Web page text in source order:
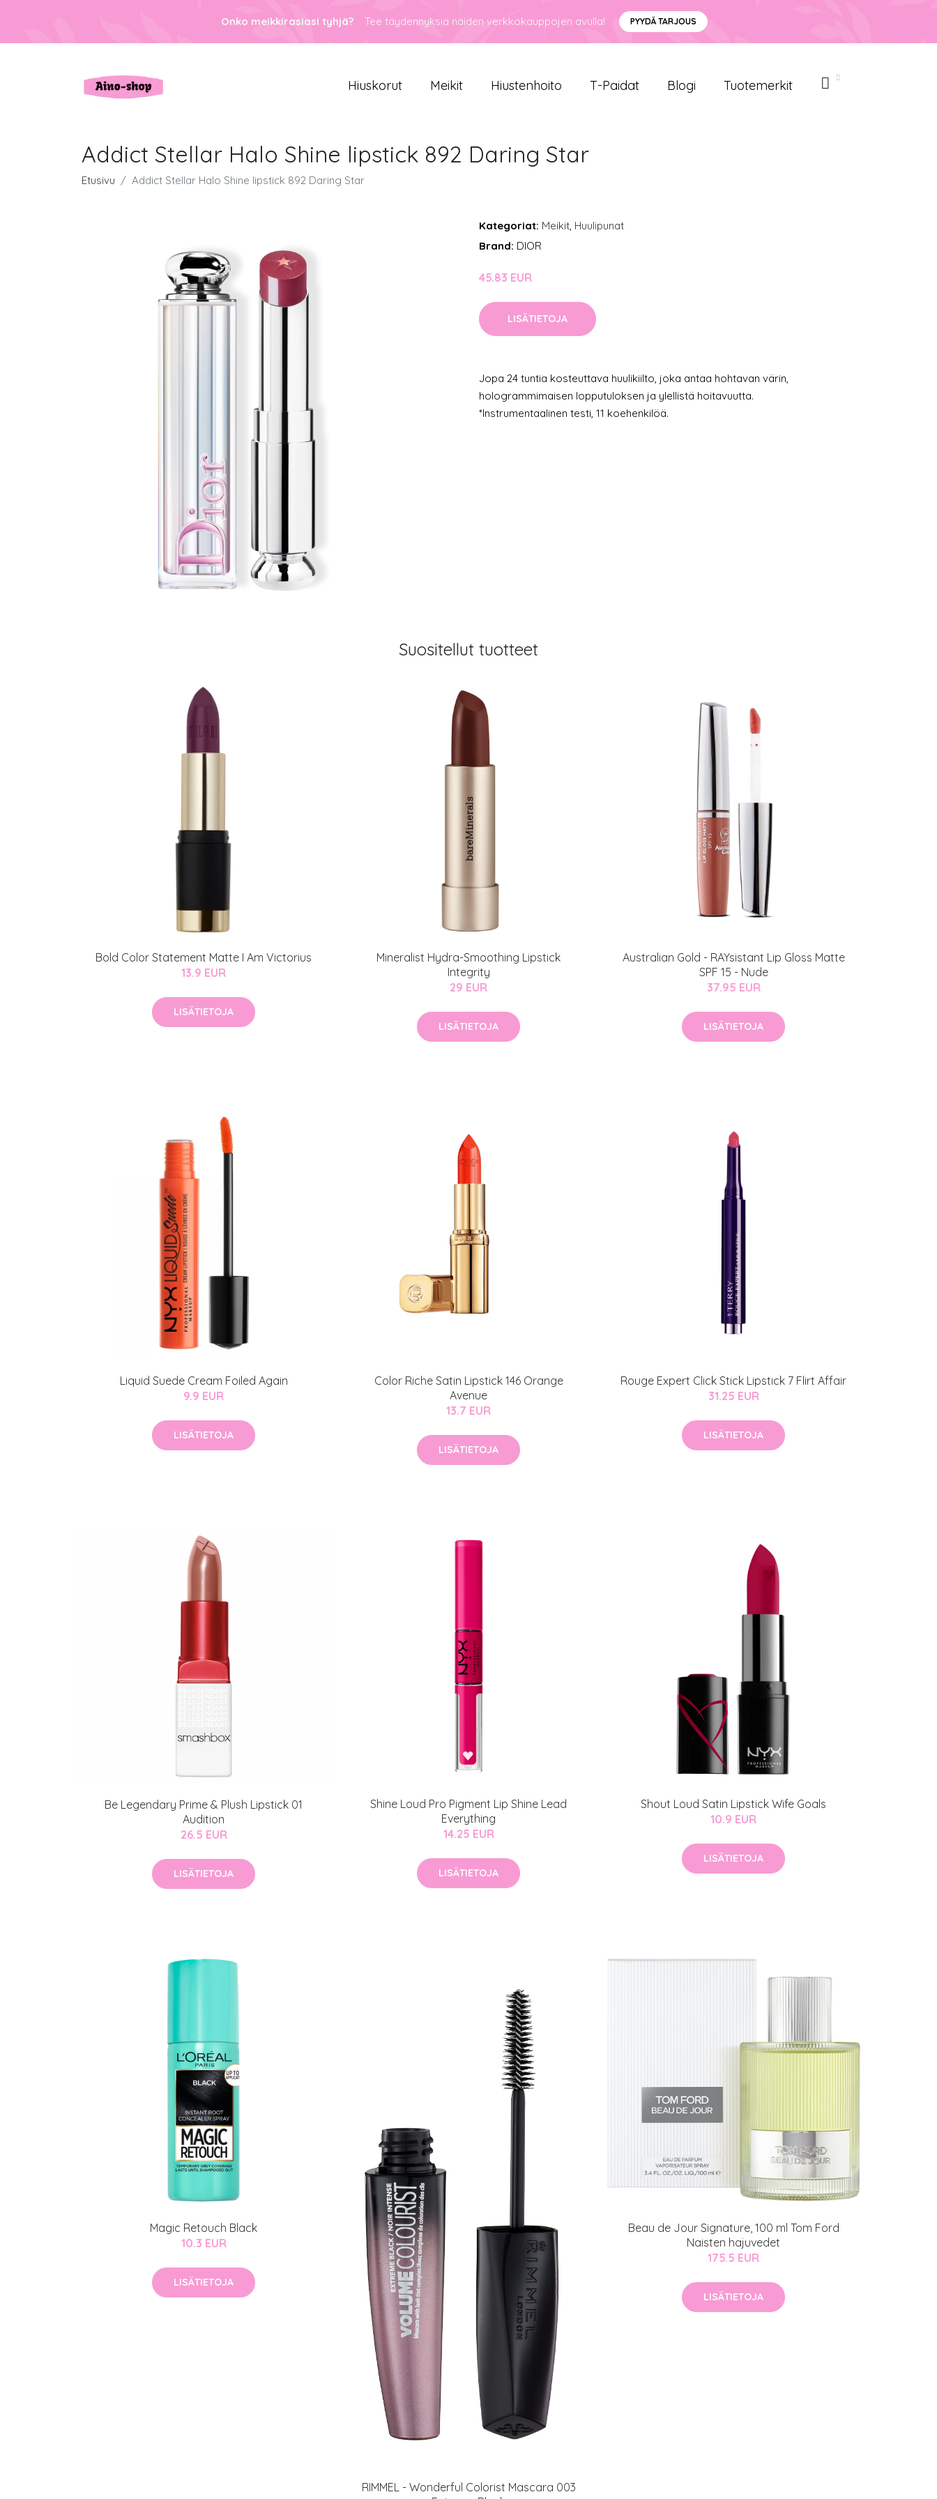
Onko meikkirasiasi tyhjä? Tee täydennyksiä näiden verkkokauppojen avulla! PYYDÄ TARJOUS
Hiuskorut Meikit Hiustenhoito T-Paidat Blogi Tuotemerkit
Addict Stellar Halo Shine lipstick 892 Daring Star
Etusivu Addict Stellar Halo Shine lipstick 892 Daring Star
Kategoriat: Meikit, Huulipunat
Brand: DIOR
45.83 EUR
LISÄTIETOJA
Jopa 24 tuntia kosteuttava huulikiilto, joka antaa hohtavan värin,
hologrammimaisen lopputuloksen ja ylellistä hoitavuutta.
*Instrumentaalinen testi, 11 koehenkilöä.
Suositellut tuotteet
Bold Color Statement Matte I Am Victorius
13.9 EUR
LISÄTIETOJA
Mineralist Hydra-Smoothing Lipstick
Integrity
29 EUR
LISÄTIETOJA
Australian Gold - RAYsistant Lip Gloss Matte
SPF 15 - Nude
37.95 EUR
LISÄTIETOJA
Liquid Suede Cream Foiled Again
9.9 EUR
LISÄTIETOJA
Color Riche Satin Lipstick 146 Orange
Avenue
13.7 EUR
LISÄTIETOJA
Rouge Expert Click Stick Lipstick 7 Flirt Affair
31.25 EUR
LISÄTIETOJA
Be Legendary Prime & Plush Lipstick 01
Audition
26.5 EUR
LISÄTIETOJA
Shine Loud Pro Pigment Lip Shine Lead
Everything
14.25 EUR
LISÄTIETOJA
Shout Loud Satin Lipstick Wife Goals
10.9 EUR
LISÄTIETOJA
Magic Retouch Black
10.3 EUR
LISÄTIETOJA
RIMMEL - Wonderful Colorist Mascara 003
Beau de Jour Signature, 100 ml Tom Ford
Naisten hajuvedet
175.5 EUR
LISÄTIETOJA
Erikoistarjous
IdealofMeD Kauppa
Kaikki IdealofMeDin tuotteet -20 %!
Varaa konsultaatio
ja saat nyt myös -200 €